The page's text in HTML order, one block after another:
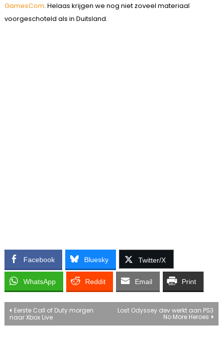
GamesCom. Helaas krijgen we nog niet zoveel materiaal
voorgeschoteld als in Duitsland.
Facebook Bluesky Twitter/X
WhatsApp Reddit Email Print
Bericht
Eerste Call of Duty morgen
naar Xbox Live
Lost Odyssey dev werkt aan PS3
No More Heroes